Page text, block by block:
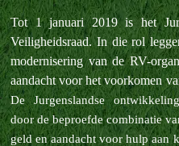
Tot 1 januari 2019 is het
Veiligheidsraad. In die rol
modernisering van de RV-
aandacht voor het voorkomen
De Jurgenslandse
door de beproefde combinatie
geld en aandacht voor hulp aan